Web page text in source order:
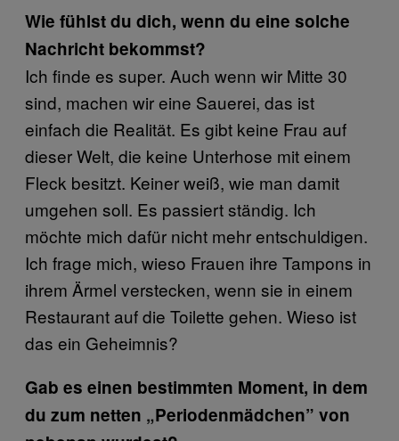
Wie fühlst du dich, wenn du eine solche
Nachricht bekommst?
Ich finde es super. Auch wenn wir Mitte 30
sind, machen wir eine Sauerei, das ist
einfach die Realität. Es gibt keine Frau auf
dieser Welt, die keine Unterhose mit einem
Fleck besitzt. Keiner weiß, wie man damit
umgehen soll. Es passiert ständig. Ich
möchte mich dafür nicht mehr entschuldigen.
Ich frage mich, wieso Frauen ihre Tampons in
ihrem Ärmel verstecken, wenn sie in einem
Restaurant auf die Toilette gehen. Wieso ist
das ein Geheimnis?
Gab es einen bestimmten Moment, in dem
du zum netten „Periodenmädchen” von